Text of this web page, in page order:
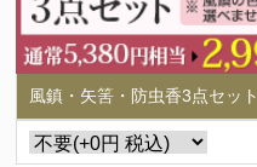
風鎮・矢筈・防虫香3点セット